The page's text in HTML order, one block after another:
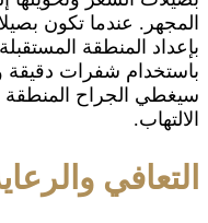
المجهر. عندما تكون
بإعداد المنطقة
باستخدام شفرات دقيقة
سيغطي الجراح
الالتهاب.
التعافي